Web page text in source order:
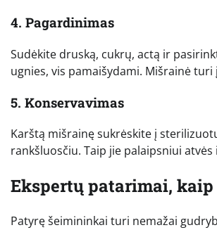
4. Pagardinimas
Sudėkite druską, cukrų, actą ir
ugnies, vis pamaišydami. Mišrainė
5. Konservavimas
Karštą mišrainę sukrėskite į
rankšluosčiu. Taip jie palaipsniui
Ekspertų patarimai,
Patyrę šeimininkai turi nemažai